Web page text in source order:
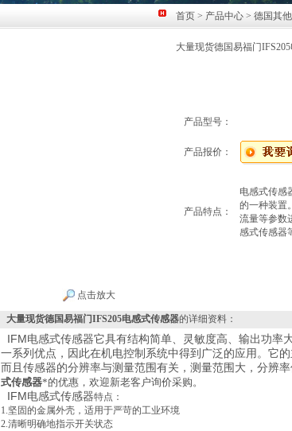
首页 > 产品中心 > 德国其
大量现货德国易福门
点击放大
产品型号：
产品报价：
产品特点：
电感式传感
的一种装置
流量等参数
感式传感器
大量现货德国易福门IFS205电感式传感器的详细资料：
IFM电感式传感器它具有结构简单、灵敏度高、输出功率
一系列优点，因此在机电控制系统中得到广泛的应用。它
而且传感器的分辨率与测量范围有关，测量范围大，分辨率
式传感器*的优惠，欢迎新老客户询价采购。
IFM电感式传感器特点：
1.坚固的金属外壳，适用于严苛的工业环境
2.清晰明确地指示开关状态